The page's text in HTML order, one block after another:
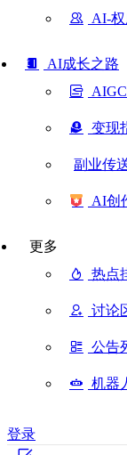
AI-
AI成长之路
变现
副业传
AI创
更多
热点
讨论
公告
机器
登录